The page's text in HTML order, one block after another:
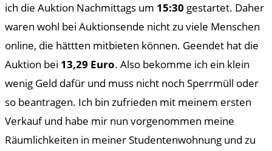
ich die Auktion Nachmittags um 15:30 gestartet. Daher
waren wohl bei Auktionsende nicht zu viele Menschen
online, die hättten mitbieten können. Geendet hat die
Auktion bei 13,29 Euro. Also bekomme ich ein klein
wenig Geld dafür und muss nicht noch Sperrmüll oder
so beantragen. Ich bin zufrieden mit meinem ersten
Verkauf und habe mir nun vorgenommen meine
Räumlichkeiten in meiner Studentenwohnung und zu